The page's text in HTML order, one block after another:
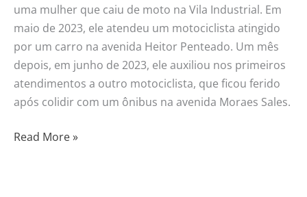
uma mulher que caiu de moto na Vila Industrial. Em
maio de 2023, ele atendeu um motociclista atingido
por um carro na avenida Heitor Penteado. Um mês
depois, em junho de 2023, ele auxiliou nos primeiros
atendimentos a outro motociclista, que ficou ferido
após colidir com um ônibus na avenida Moraes Sales.
Read More »